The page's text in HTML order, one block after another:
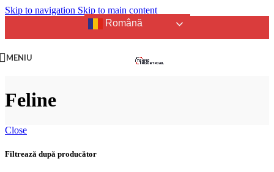
Skip to navigation Skip to main content
Română
MENIU
Feline
Close
Filtrează după producător